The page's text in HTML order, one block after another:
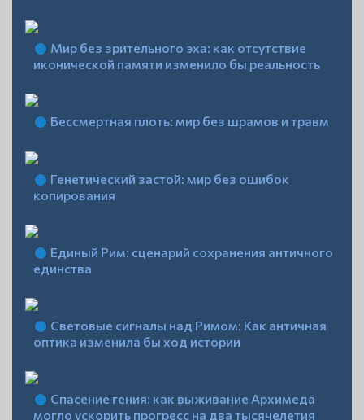
Мир без зрительного эха: как отсутствие
иконической памяти изменило бы реальность
Бессмертная плоть: мир без шрамов и травм
Генетический застой: мир без ошибок
копирования
Единый Рим: сценарий сохранения античного
единства
Световые сигналы над Римом: Как античная
оптика изменила бы ход истории
Спасение гения: как выживание Архимеда
могло ускорить прогресс на два тысячелетия